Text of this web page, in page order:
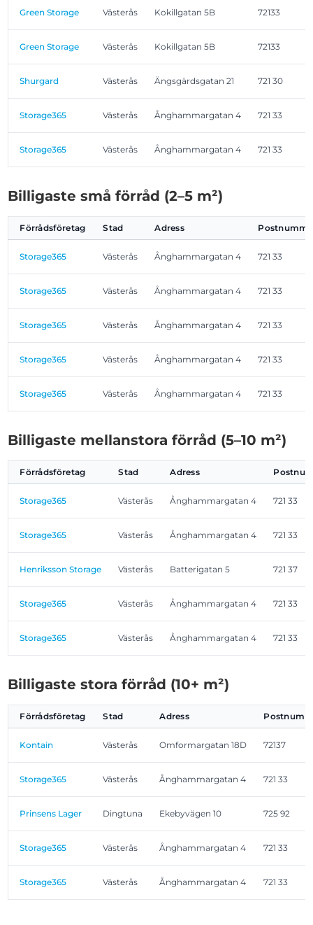
Green Storage Västerås Kokillgatan 5B 72133
Green Storage Västerås Kokillgatan 5B 72133
Shurgard Västerås Ängsgärdsgatan 21 721 30
Storage365 Västerås Ånghammargatan 4 721 33
Storage365 Västerås Ånghammargatan 4 721 33
Billigaste små förråd (2–5 m²)
Förrådsföretag Stad Adress
Storage365 Västerås Ånghammargatan 4 721 33
Storage365 Västerås Ånghammargatan 4 721 33
Storage365 Västerås Ånghammargatan 4 721 33
Storage365 Västerås Ånghammargatan 4 721 33
Storage365 Västerås Ånghammargatan 4 721 33
Billigaste mellanstora förråd (5–10 m²)
Förrådsföretag Stad Adress
Storage365 Västerås Ånghammargatan 4 721 33
Storage365 Västerås Ånghammargatan 4 721 33
Henriksson Storage Västerås Batterigatan 5 721 37
Storage365 Västerås Ånghammargatan 4 721 33
Storage365 Västerås Ånghammargatan 4 721 33
Billigaste stora förråd (10+ m²)
Förrådsföretag Stad Adress
Kontain Västerås Omformargatan 18D 72137
Storage365 Västerås Ånghammargatan 4 721 33
Prinsens Lager Dingtuna Ekebyvägen 10 725 92
Storage365 Västerås Ånghammargatan 4 721 33
Storage365 Västerås Ånghammargatan 4 721 33